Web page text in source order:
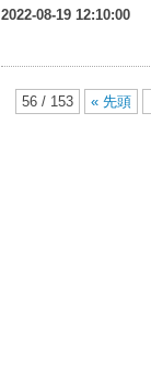
2022-08-19 12:10:00
56 / 153 « 先頭